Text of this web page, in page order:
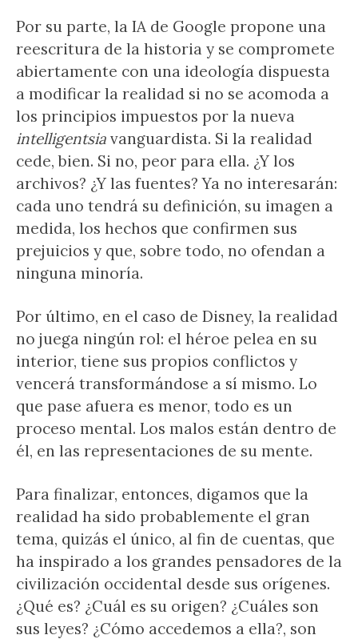
Por su parte, la IA de Google propone una
reescritura de la historia y se compromete
abiertamente con una ideología dispuesta
a modificar la realidad si no se acomoda a
los principios impuestos por la nueva
intelligentsia vanguardista. Si la realidad
cede, bien. Si no, peor para ella. ¿Y los
archivos? ¿Y las fuentes? Ya no interesarán:
cada uno tendrá su definición, su imagen a
medida, los hechos que confirmen sus
prejuicios y que, sobre todo, no ofendan a
ninguna minoría.
Por último, en el caso de Disney, la realidad
no juega ningún rol: el héroe pelea en su
interior, tiene sus propios conflictos y
vencerá transformándose a sí mismo. Lo
que pase afuera es menor, todo es un
proceso mental. Los malos están dentro de
él, en las representaciones de su mente.
Para finalizar, entonces, digamos que la
realidad ha sido probablemente el gran
tema, quizás el único, al fin de cuentas, que
ha inspirado a los grandes pensadores de la
civilización occidental desde sus orígenes.
¿Qué es? ¿Cuál es su origen? ¿Cuáles son
sus leyes? ¿Cómo accedemos a ella?, son